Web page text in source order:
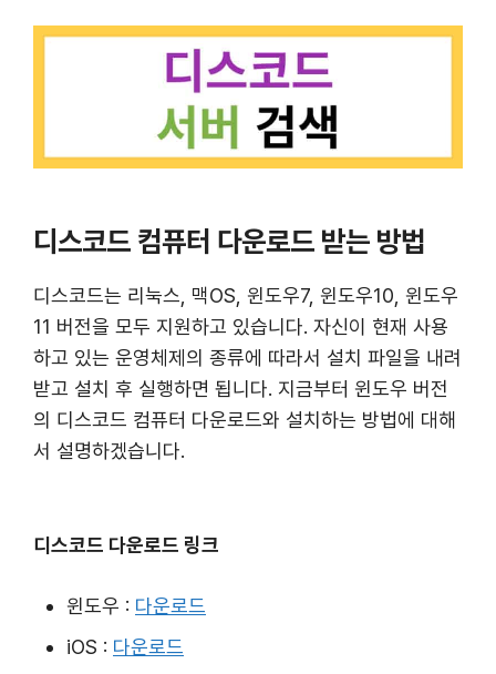
디스코드 컴퓨터 다운로드 받는 방법
디스코드는 리눅스, 맥OS, 윈도우7, 윈도우10, 윈도우
11 버전을 모두 지원하고 있습니다. 자신이 현재 사용
하고 있는 운영체제의 종류에 따라서 설치 파일을 내려
받고 설치 후 실행하면 됩니다. 지금부터 윈도우 버전
의 디스코드 컴퓨터 다운로드와 설치하는 방법에 대해
서 설명하겠습니다.
디스코드 다운로드 링크
윈도우 : 다운로드
iOS : 다운로드